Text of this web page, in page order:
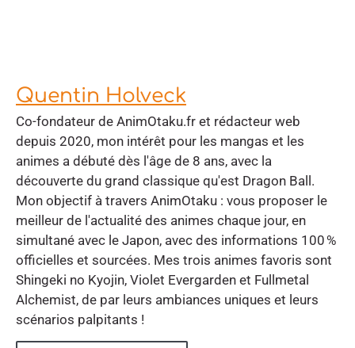
Quentin Holveck
Co-fondateur de AnimOtaku.fr et rédacteur web
depuis 2020, mon intérêt pour les mangas et les
animes a débuté dès l'âge de 8 ans, avec la
découverte du grand classique qu'est Dragon Ball.
Mon objectif à travers AnimOtaku : vous proposer le
meilleur de l'actualité des animes chaque jour, en
simultané avec le Japon, avec des informations 100 %
officielles et sourcées. Mes trois animes favoris sont
Shingeki no Kyojin, Violet Evergarden et Fullmetal
Alchemist, de par leurs ambiances uniques et leurs
scénarios palpitants !